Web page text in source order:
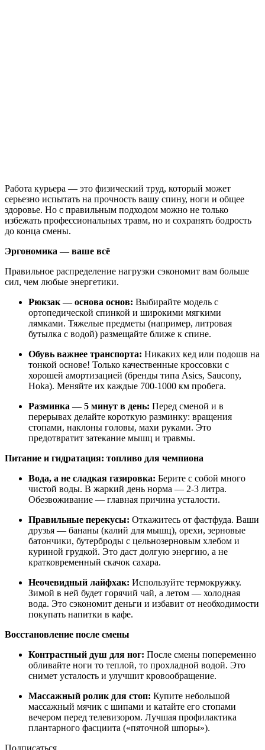
Работа курьера — это физический труд, который может
серьезно испытать на прочность вашу спину, ноги и общее
здоровье. Но с правильным подходом можно не только
избежать профессиональных травм, но и сохранять бодрость
до конца смены.
Эргономика — ваше всё
Правильное распределение нагрузки сэкономит вам больше
сил, чем любые энергетики.
Рюкзак — основа основ: Выбирайте модель с
ортопедической спинкой и широкими мягкими
лямками. Тяжелые предметы (например, литровая
бутылка с водой) размещайте ближе к спине.
Обувь важнее транспорта: Никаких кед или подошв на
тонкой основе! Только качественные кроссовки с
хорошей амортизацией (бренды типа Asics, Saucony,
Hoka). Меняйте их каждые 700-1000 км пробега.
Разминка — 5 минут в день: Перед сменой и в
перерывах делайте короткую разминку: вращения
стопами, наклоны головы, махи руками. Это
предотвратит затекание мышц и травмы.
Питание и гидратация: топливо для чемпиона
Вода, а не сладкая газировка: Берите с собой много
чистой воды. В жаркий день норма — 2-3 литра.
Обезвоживание — главная причина усталости.
Правильные перекусы: Откажитесь от фастфуда. Ваши
друзья — бананы (калий для мышц), орехи, зерновые
батончики, бутерброды с цельнозерновым хлебом и
куриной грудкой. Это даст долгую энергию, а не
кратковременный скачок сахара.
Неочевидный лайфхак: Используйте термокружку.
Зимой в ней будет горячий чай, а летом — холодная
вода. Это сэкономит деньги и избавит от необходимости
покупать напитки в кафе.
Восстановление после смены
Контрастный душ для ног: После смены попеременно
обливайте ноги то теплой, то прохладной водой. Это
снимет усталость и улучшит кровообращение.
Массажный ролик для стоп: Купите небольшой
массажный мячик с шипами и катайте его стопами
вечером перед телевизором. Лучшая профилактика
плантарного фасциита («пяточной шпоры»).
Подписаться